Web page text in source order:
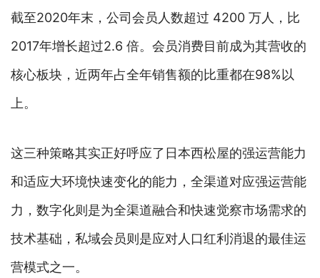
截至2020年末，公司会员人数超过 4200 万人，比
2017年增长超过2.6 倍。会员消费目前成为其营收的
核心板块，近两年占全年销售额的比重都在98%以
上。
这三种策略其实正好呼应了日本西松屋的强运营能力
和适应大环境快速变化的能力，全渠道对应强运营能
力，数字化则是为全渠道融合和快速觉察市场需求的
技术基础，私域会员则是应对人口红利消退的最佳运
营模式之一。